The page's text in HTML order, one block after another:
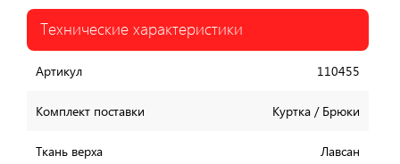
Технические характеристики
Артикул 110455
Комплект поставки Куртка / Брюки
Ткань верха Лавсан